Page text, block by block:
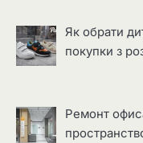
Як обрати
покупки з
Ремонт